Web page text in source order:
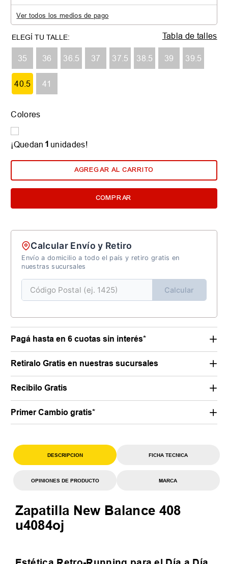
Ver todos los medios de pago
35 36 36.5 37 37.5 38.5 39 39.5
40.5 41
Tabla de talles
Colores
¡Quedan 1 unidades!
AGREGAR AL CARRITO
COMPRAR
Calcular Envío y Retiro
Envío a domicilio a todo el país y retiro gratis en
nuestras sucursales
Calcular
Pagá hasta en 6 cuotas sin interés*
Retiralo Gratis en nuestras sucursales
Recibilo Gratis
Primer Cambio gratis*
DESCRIPCION FICHA TECNICA
OPINIONES DE PRODUCTO MARCA
Zapatilla New Balance 408
u4084oj